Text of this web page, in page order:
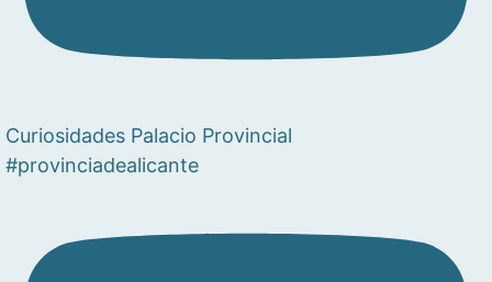
Curiosidades Palacio Provincial
#provinciadealicante